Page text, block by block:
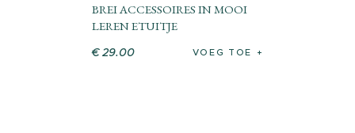
BREI ACCESSOIRES IN MOOI
LEREN ETUITJE
€ 29.00 VOEG TOE